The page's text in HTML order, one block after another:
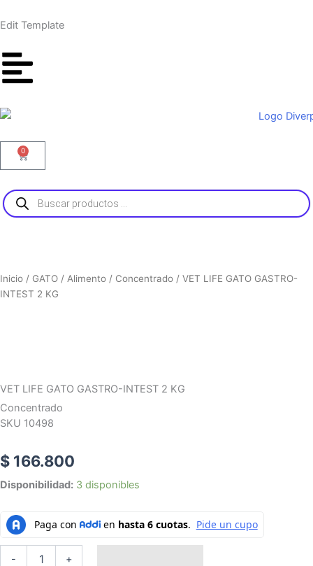
al
Edit Template
0
Carrito
Búsqueda
de
productos
Inicio / GATO / Alimento / Concentrado / VET LIFE GATO GASTRO-
INTEST 2 KG
VET LIFE GATO GASTRO-INTEST 2 KG
Concentrado
SKU 10498
$ 166.800
Disponibilidad: 3 disponibles
-
VET
GASTRO-
INTEST
+